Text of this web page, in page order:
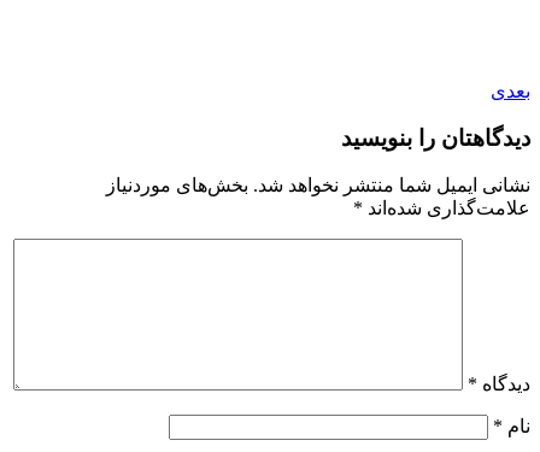
بعدی
دیدگاهتان را بنویسید
نشانی ایمیل شما منتشر نخواهد شد. بخش‌های موردنیاز
علامت‌گذاری شده‌اند *
دیدگاه *
نام *